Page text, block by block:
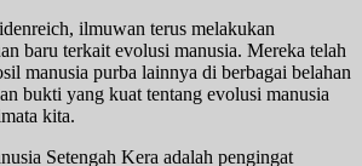
ilmuwan terus melakukan
baru terkait evolusi manusia. Mereka telah
manusia purba lainnya di berbagai belahan
bukti yang kuat tentang evolusi manusia
kita.
Setengah Kera adalah pengingat